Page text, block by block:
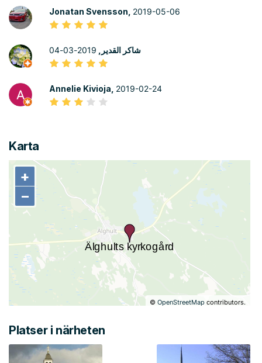
Jonatan Svensson, 2019-05-06
شاكر القدير, 2019-03-04
Annelie Kivioja, 2019-02-24
Karta
+
−
©OpenStreetMap contributors.
+
−
Platser i närheten